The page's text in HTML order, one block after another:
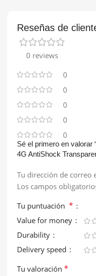
Reseñas de
0 reviews
0
0
0
0
0
Sé el primero en valorar
4G AntiShock
Tu dirección de correo
Los campos
Tu puntuación *
Value for money
Durability
Delivery speed
Tu valoración *